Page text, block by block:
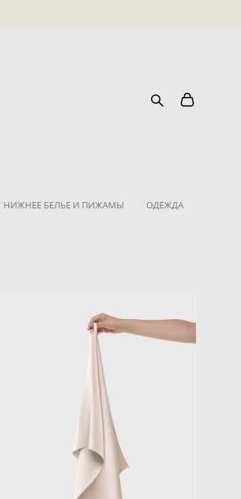
НИЖНЕЕ БЕЛЬЕ И ПИЖАМЫ
ОДЕЖДА